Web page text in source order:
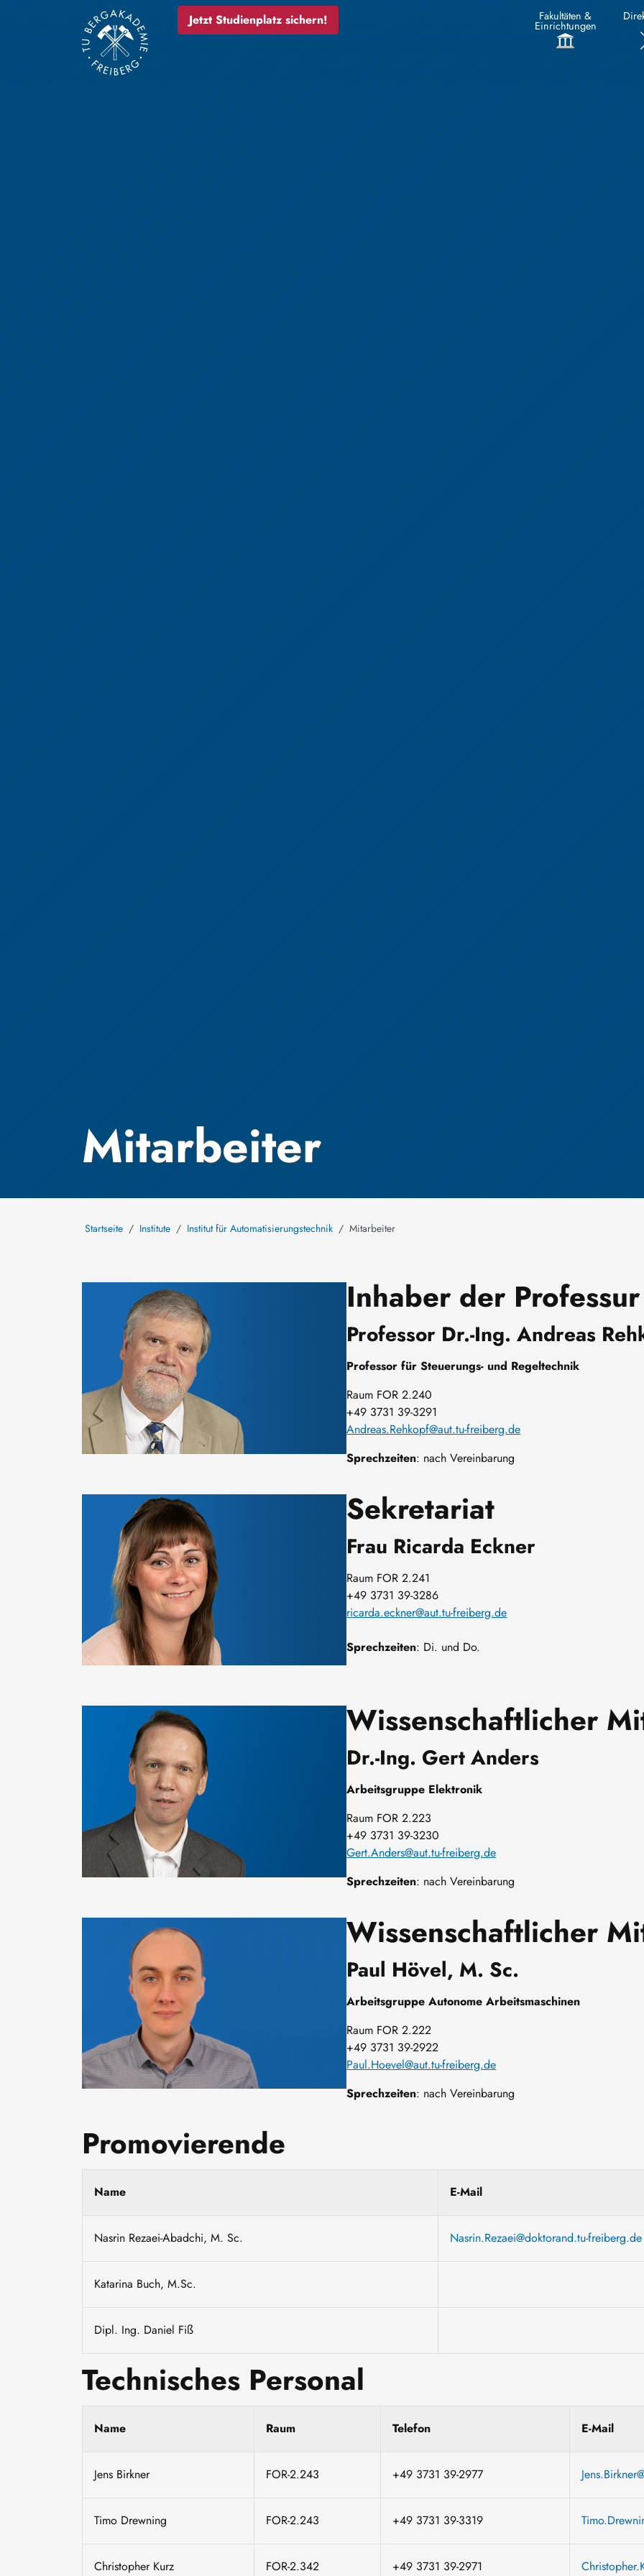
Jetzt Studienplatz sichern! Fakultäten &
Einrichtungen
Mitarbeiter
Startseite Institute Institut für Automatisierungstechnik Mitarbeiter
Inhaber der Professur
Professor Dr.-Ing. Andreas
Professor für Steuerungs- und Regeltechnik
Raum FOR 2.240
+49 3731 39-3291
Andreas.Rehkopf@aut.tu-freiberg.de
Sprechzeiten: nach Vereinbarung
Sekretariat
Frau Ricarda Eckner
Raum FOR 2.241
+49 3731 39-3286
ricarda.eckner@aut.tu-freiberg.de
Sprechzeiten: Di. und Do.
Wissenschaftlicher
Dr.-Ing. Gert Anders
Arbeitsgruppe Elektronik
Raum FOR 2.223
+49 3731 39-3230
Gert.Anders@aut.tu-freiberg.de
Sprechzeiten: nach Vereinbarung
Wissenschaftlicher
Paul Hövel, M. Sc.
Arbeitsgruppe Autonome Arbeitsmaschinen
Raum FOR 2.222
+49 3731 39-2922
Paul.Hoevel@aut.tu-freiberg.de
Sprechzeiten: nach Vereinbarung
Promovierende
Name E-Mail
Nasrin Rezaei-Abadchi, M. Sc. Nasrin.Rezaei@doktorand.tu-freiberg.de
Katarina Buch, M.Sc.
Dipl. Ing. Daniel Fiß
Technisches Personal
Name Raum Telefon E-Mail
Jens Birkner FOR-2.243 +49 3731 39-2977
Timo Drewning FOR-2.243 +49 3731 39-3319
Christopher Kurz FOR-2.342 +49 3731 39-2971